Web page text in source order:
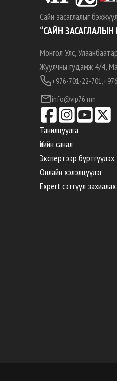
Сайн засаглалыг
“САЙН ЗАСАГЛАЛЫН
Монгол Улс,
Жуулчны гудамж 4/4,
+976-701-22-701,
info@vip76.mn
Танилцуулга
Үнийн санал
Экспертээр бүртгүүлэх
Онлайн хэлэлцүүлэг
Expert сэтгүүл захиалах